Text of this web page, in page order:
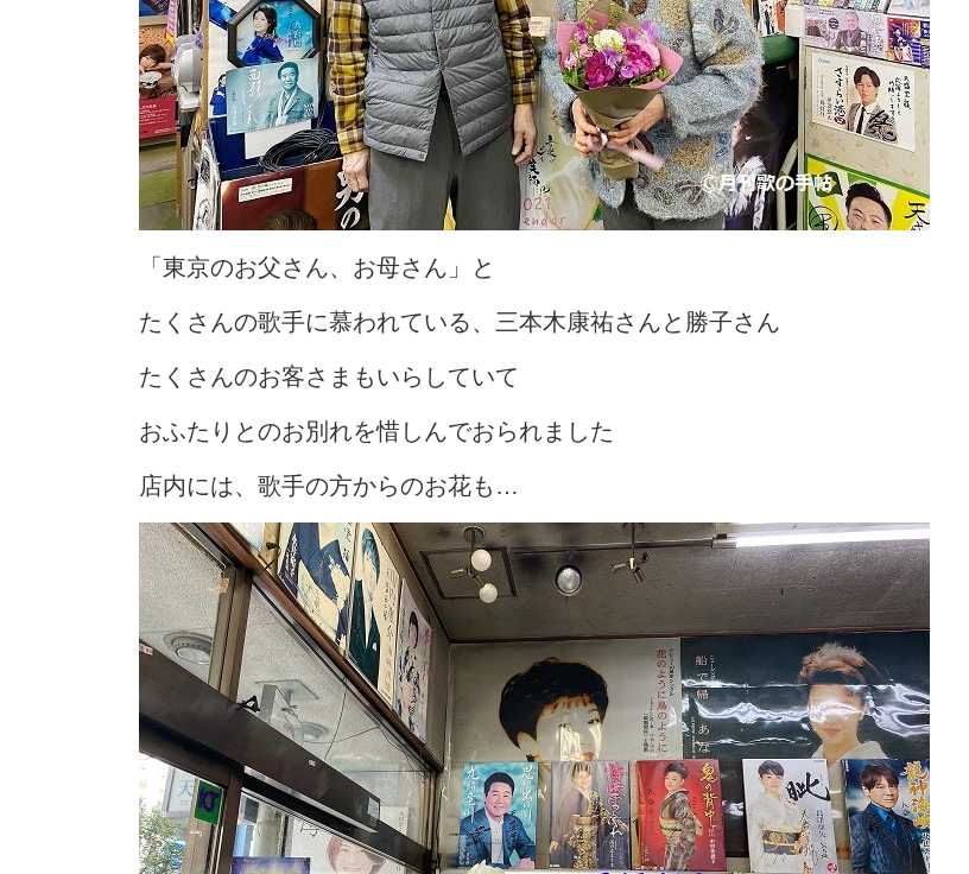
「東京のお父さん、お母さん」と
たくさんの歌手に慕われている、三本木康祐さんと勝子さん
たくさんのお客さまもいらしていて
おふたりとのお別れを惜しんでおられました
店内には、歌手の方からのお花も…